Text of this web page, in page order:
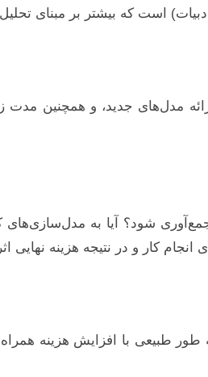
است که بیشتر بر مبنای
مدل‌های جدید، و همچنین مدت
طبیعی با افزایش هزینه